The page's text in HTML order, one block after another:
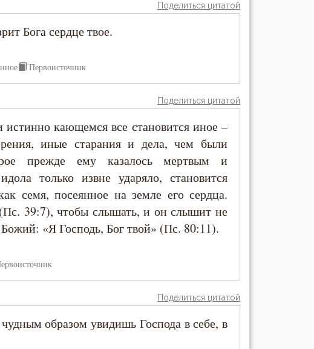
Поделиться цитатой
Бога сердце твое.
Первоисточник
Поделиться цитатой
кающемся все становится иное –
иные старания и дела, чем были
прежде ему казалось мертвым и
только извне ударяло, становится
семя, посеянное на земле его сердца.
39:7), чтобы слышать, и он слышит не
«Я Господь, Бог твой» (Пс. 80:11).
Поделиться цитатой
образом увидишь Господа в себе, в